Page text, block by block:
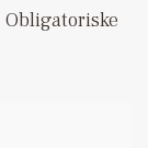
Obligatoriske